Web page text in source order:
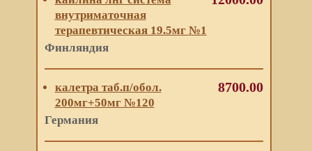
внутриматочная
терапевтическая 19.5мг №1
Финляндия
калетра таб.п/обол.
200мг+50мг №120
Германия
8700.00